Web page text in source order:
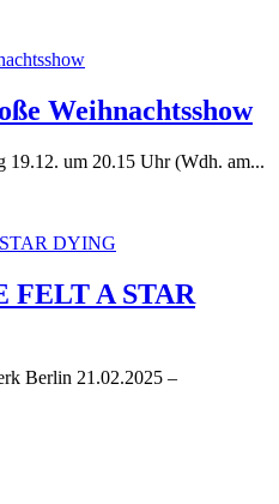
Weihnachtsshow
19.12. um 20.15 Uhr (Wdh. am...
FELT A STAR
Berlin 21.02.2025 –